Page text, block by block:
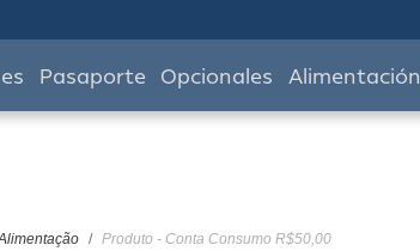
Pasaporte Opcionales Alimentación
Produto - Conta Consumo R$50,00